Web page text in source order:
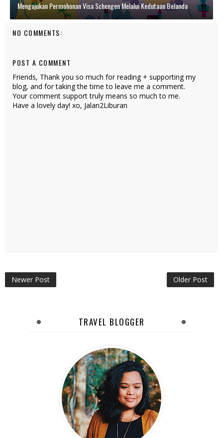
Mengajukan Permohonan Visa Schengen Melalui Kedutaan Belanda
NO COMMENTS:
POST A COMMENT
Friends, Thank you so much for reading + supporting my
blog, and for taking the time to leave me a comment.
Your comment support truly means so much to me.
Have a lovely day! xo, Jalan2Liburan
Newer Post Older Post
TRAVEL BLOGGER